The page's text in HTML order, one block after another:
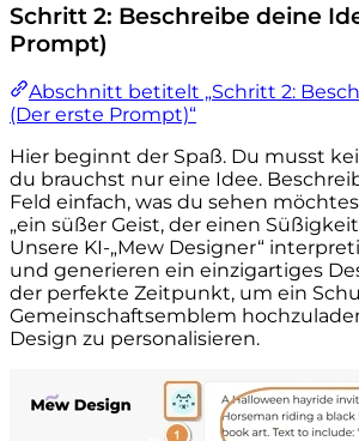
Schritt 2: Beschreibe deine
Prompt)
Abschnitt betitelt „Schritt 2:
(Der erste Prompt)“
Hier beginnt der Spaß. Du musst
du brauchst nur eine Idee.
Feld einfach, was du sehen
„ein süßer Geist, der einen
Unsere KI-„Mew Designer“
und generieren ein einzigartiges
der perfekte Zeitpunkt, um ein
Gemeinschaftsemblem
Design zu personalisieren.